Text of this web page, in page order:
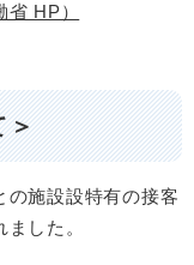
HP）
＞
施設設特有の接客
した。